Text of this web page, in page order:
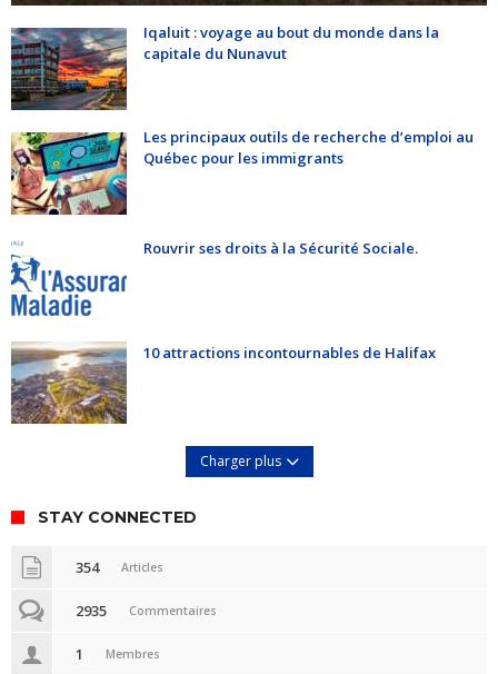
Iqaluit : voyage au bout du monde dans la
capitale du Nunavut
Les principaux outils de recherche d’emploi au
Québec pour les immigrants
Rouvrir ses droits à la Sécurité Sociale.
10 attractions incontournables de Halifax
Charger plus
STAY CONNECTED
354 Articles
2935 Commentaires
1 Membres